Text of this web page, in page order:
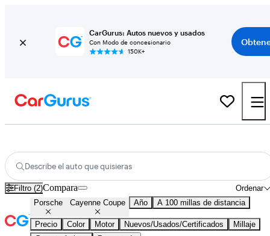
CarGurus: Autos nuevos y usados
Con Modo de concesionario
150K+
Describe el auto que quisieras
Filtro (2) Ordenar
Compara
Porsche Cayenne Coupe Año A 100 millas de distancia
Precio Color Motor Nuevos/Usados/Certificados
Millaje